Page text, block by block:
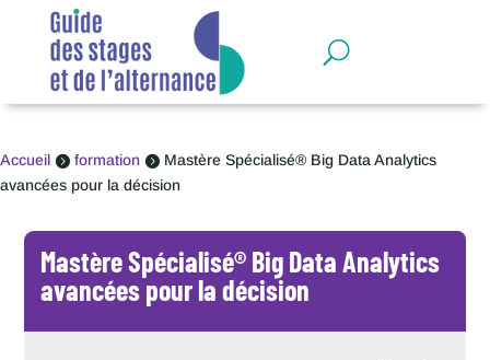
Accueil  formation  Mastère Spécialisé® Big Data Analytics
avancées pour la décision
Mastère Spécialisé® Big Data Analytics
avancées pour la décision
Panneau de gestion des cookies